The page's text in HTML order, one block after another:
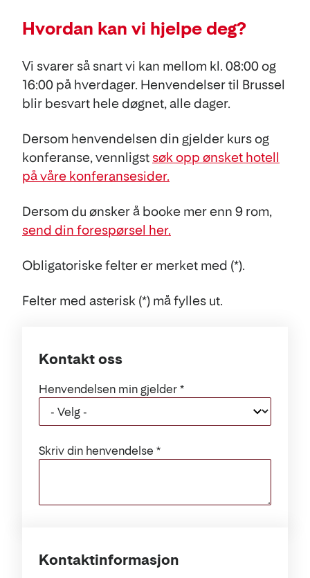
Hvordan kan vi hjelpe deg?
Vi svarer så snart vi kan mellom kl. 08:00 og
16:00 på hverdager. Henvendelser til Brussel
blir besvart hele døgnet, alle dager.
Dersom henvendelsen din gjelder kurs og
konferanse, vennligst søk opp ønsket hotell
på våre konferansesider.
Dersom du ønsker å booke mer enn 9 rom,
send din forespørsel her.
Obligatoriske felter er merket med (*).
Felter med asterisk (*) må fylles ut.
Kontakt oss
Henvendelsen min gjelder
Skriv din henvendelse
Kontaktinformasjon